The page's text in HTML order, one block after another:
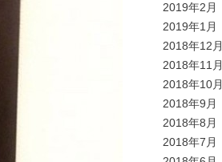
2019年2月
2019年1月
2018年12月
2018年11月
2018年10月
2018年9月
2018年8月
2018年7月